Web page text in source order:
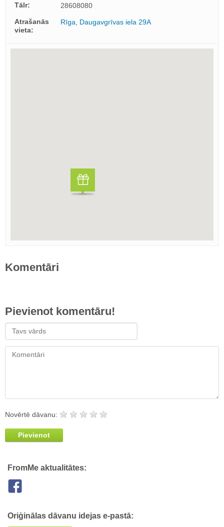
Tālr:
28608080
Atrašanās
vieta:
Rīga, Daugavgrīvas iela 29A
Komentāri
Pievienot komentāru!
Novērtē dāvanu:
Pievienot
FromMe aktualitātes:
Oriģinālas dāvanu idejas e-pastā: